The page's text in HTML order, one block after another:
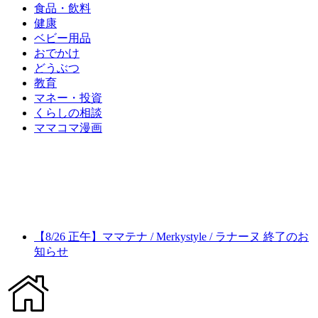
食品・飲料
健康
ベビー用品
おでかけ
どうぶつ
教育
マネー・投資
くらしの相談
ママコマ漫画
【8/26 正午】ママテナ / Merkystyle / ラナーヌ 終了のお
知らせ